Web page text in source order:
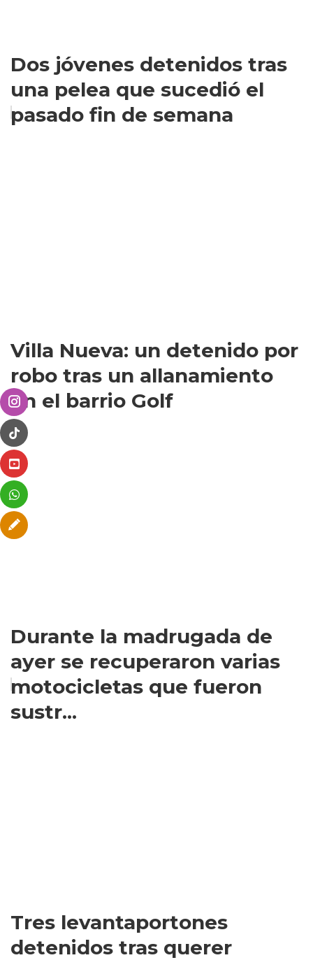
Dos jóvenes detenidos tras
una pelea que sucedió el
pasado fin de semana
Villa Nueva: un detenido por
robo tras un allanamiento
en el barrio Golf
Durante la madrugada de
ayer se recuperaron varias
motocicletas que fueron
sustr...
Tres levantaportones
detenidos tras querer